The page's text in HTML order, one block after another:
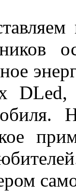
DLed,